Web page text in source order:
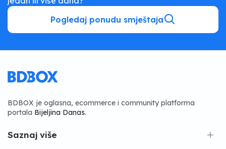
Pogledaj ponudu smještaja
BDBOX je oglasna, ecommerce i community platforma
portala Bijeljina Danas.
Saznaj više